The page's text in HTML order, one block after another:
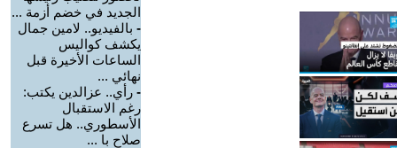
الجديد في خضم أزمة ...
- بالفيديو.. لامين جمال
يكشف كواليس
الساعات الأخيرة قبل
نهائي ...
- رأي.. عزالدين يكتب:
رغم الاستقبال
الأسطوري.. هل تسرع
صلاح با ...